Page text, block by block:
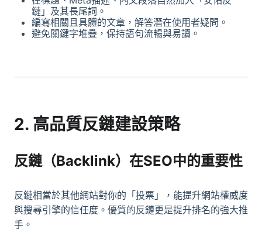
鏈」及其長尾詞。
編寫相關且具體的文章，解答潛在使用者疑問。
避免關鍵字堆疊，保持語句流暢與易讀。
2. 高品質反鏈建設策略
反鏈（Backlink）在SEO中的重要性
反鏈相當於其他網站對你的「投票」，能提升網站權威度
與搜尋引擎的信任度。優質的反鏈更是提升排名的強大推
手。